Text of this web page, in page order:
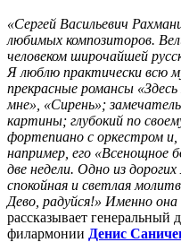
«Сергей Васильевич
любимых композиторов.
человеком широчайшей
Я люблю практически всю
прекрасные романсы
мне», «Сирень»;
картины; глубокий по
фортепиано с оркестром и,
например, его «Всенощное
две недели. Одно из
спокойная и светлая
Дево, радуйся!» Именно
рассказывает генеральный
филармонии Денис